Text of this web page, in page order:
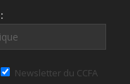
Newsletter du CCFA